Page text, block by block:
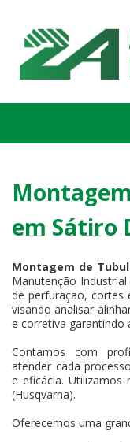
em Sátiro
Montagem de
Manutenção
de perfuração, cortes
visando analisar
e corretiva garantindo
Contamos com
atender cada
e eficácia. Utilizamos
(Husqvarna).
Oferecemos uma